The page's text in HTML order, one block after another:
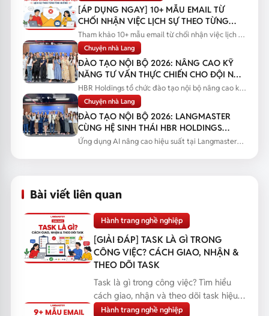
[ÁP DỤNG NGAY] 10+ MẪU EMAIL TỪ
CHỐI NHẬN VIỆC LỊCH SỰ THEO TỪNG
TÌNH HUỐNG
Tham khảo 10+ mẫu email từ chối nhận việc lịch sự
theo từng tình huống...
Chuyện nhà Lang
ĐÀO TẠO NỘI BỘ 2026: NÂNG CAO KỸ
NĂNG TƯ VẤN THỰC CHIẾN CHO ĐỘI NGŨ
SALES
HBR Holdings tổ chức đào tạo nội bộ nâng cao kỹ
năng tư vấn thực chiến...
Chuyện nhà Lang
ĐÀO TẠO NỘI BỘ 2026: LANGMASTER
CÙNG HỆ SINH THÁI HBR HOLDINGS
NÂNG CAO NĂNG LỰC ỨNG DỤNG AI
Ứng dụng AI nâng cao hiệu suất tại Langmaster
Bài viết liên quan
Hành trang nghề nghiệp
[GIẢI ĐÁP] TASK LÀ GÌ TRONG
CÔNG VIỆC? CÁCH GIAO, NHẬN &
THEO DÕI TASK
Task là gì trong công việc? Tìm hiểu
cách giao, nhận và theo dõi task hiệu
quả, giúp bạn q...
Hành trang nghề nghiệp